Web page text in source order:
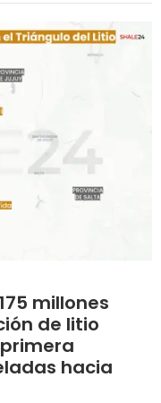
millones
de litio
hacia